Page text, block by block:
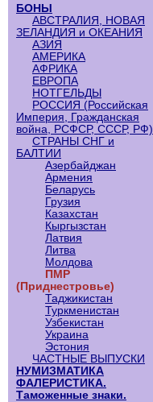
БОНЫ
АВСТРАЛИЯ, НОВАЯ
ЗЕЛАНДИЯ и ОКЕАНИЯ
АЗИЯ
АМЕРИКА
АФРИКА
ЕВРОПА
НОТГЕЛЬДЫ
РОССИЯ (Российская
Империя, Гражданская
война, РСФСР, СССР, РФ)
СТРАНЫ СНГ и
БАЛТИИ
Азербайджан
Армения
Беларусь
Грузия
Казахстан
Кыргызстан
Латвия
Литва
Молдова
ПМР
(Приднестровье)
Таджикистан
Туркменистан
Узбекистан
Украина
Эстония
ЧАСТНЫЕ ВЫПУСКИ
НУМИЗМАТИКА
ФАЛЕРИСТИКА.
Таможенные знаки.